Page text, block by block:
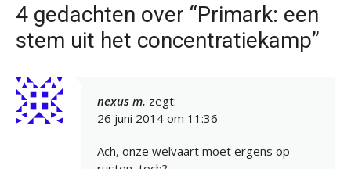
4 gedachten over “Primark: een
stem uit het concentratiekamp”
nexus m. zegt:
26 juni 2014 om 11:36
Ach, onze welvaart moet ergens op